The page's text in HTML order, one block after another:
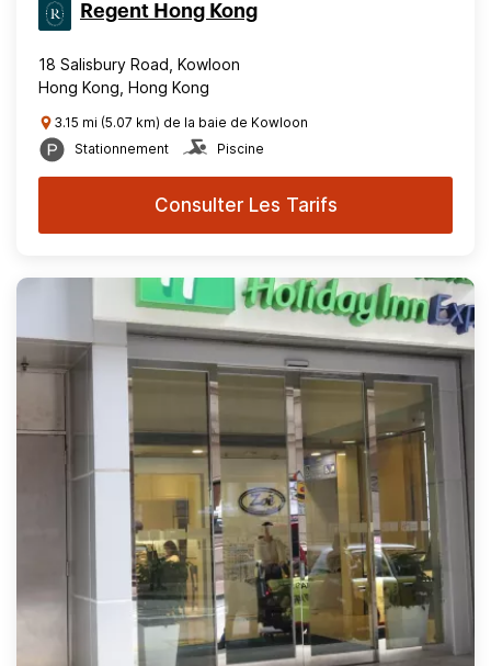
Regent Hong Kong
18 Salisbury Road, Kowloon
Hong Kong, Hong Kong
3.15 mi (5.07 km) de la baie de Kowloon
Stationnement
Piscine
Consulter Les Tarifs